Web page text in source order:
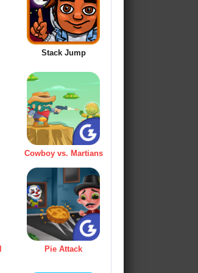
Stack Jump
Cowboy vs. Martians
Pie Attack